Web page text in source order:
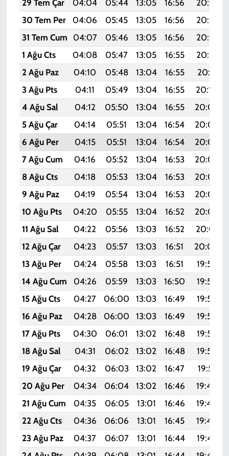
29 Tem Çar
04:04 05:44 13:05 16:56 20:15
30 Tem Per
04:06 05:45 13:05 16:56 20:14
31 Tem Cum
04:07 05:46 13:05 16:56 20:13
1 Ağu Cts
04:08 05:47 13:05 16:55 20:12
2 Ağu Paz
04:10 05:48 13:04 16:55 20:11
3 Ağu Pts
04:11 05:49 13:04 16:55 20:10
4 Ağu Sal
04:12 05:50 13:04 16:55 20:09
5 Ağu Çar
04:14 05:51 13:04 16:54 20:08
6 Ağu Per
04:15 05:51 13:04 16:54 20:07
7 Ağu Cum
04:16 05:52 13:04 16:53 20:06
8 Ağu Cts
04:18 05:53 13:04 16:53 20:04
9 Ağu Paz
04:19 05:54 13:04 16:53 20:03
10 Ağu Pts
04:20 05:55 13:04 16:52 20:02
11 Ağu Sal
04:22 05:56 13:03 16:52 20:01
12 Ağu Çar
04:23 05:57 13:03 16:51 20:00
13 Ağu Per
04:24 05:58 13:03 16:51 19:58
14 Ağu Cum
04:26 05:59 13:03 16:50 19:57
15 Ağu Cts
04:27 06:00 13:03 16:49 19:56
16 Ağu Paz
04:28 06:00 13:03 16:49 19:55
17 Ağu Pts
04:30 06:01 13:02 16:48 19:53
18 Ağu Sal
04:31 06:02 13:02 16:48 19:52
19 Ağu Çar
04:32 06:03 13:02 16:47 19:51
20 Ağu Per
04:34 06:04 13:02 16:46 19:49
21 Ağu Cum
04:35 06:05 13:01 16:46 19:48
22 Ağu Cts
04:36 06:06 13:01 16:45 19:46
23 Ağu Paz
04:37 06:07 13:01 16:44 19:45